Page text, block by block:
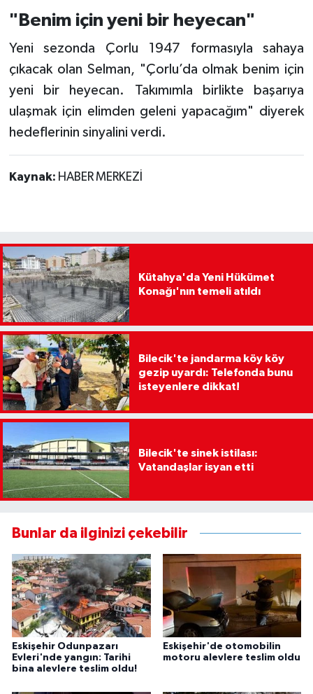
"Benim için yeni bir heyecan"
Yeni sezonda Çorlu 1947 formasıyla sahaya
çıkacak olan Selman, "Çorlu’da olmak benim için
yeni bir heyecan. Takımımla birlikte başarıya
ulaşmak için elimden geleni yapacağım" diyerek
hedeflerinin sinyalini verdi.
Kaynak: HABER MERKEZİ
Kütahya'da Yeni Hükümet
Konağı'nın temeli atıldı
Bilecik'te jandarma köy köy
gezip uyardı: Telefonda bunu
isteyenlere dikkat!
Bilecik'te sinek istilası:
Vatandaşlar isyan etti
Bunlar da ilginizi çekebilir
Eskişehir Odunpazarı
Evleri'nde yangın: Tarihi
bina alevlere teslim oldu!
Eskişehir'de otomobilin
motoru alevlere teslim oldu